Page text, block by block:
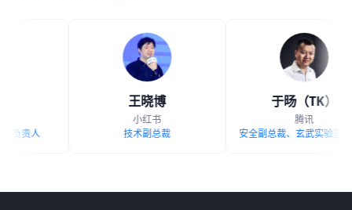
王晓博
小红书
技术副总裁
于旸（TK）
安全副总裁、玄武实验室负责人